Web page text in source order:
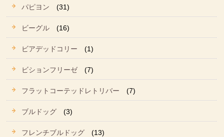
パピヨン (31)
ビーグル (16)
ビアデッドコリー (1)
ビションフリーゼ (7)
フラットコーテッドレトリバー (7)
ブルドッグ (3)
フレンチブルドッグ (13)